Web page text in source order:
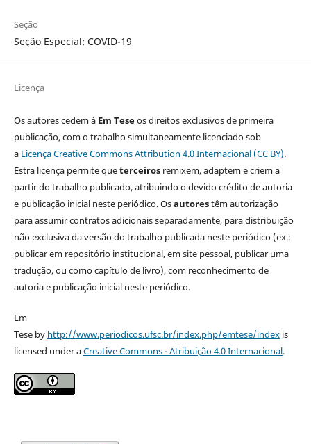
Seção
Seção Especial: COVID-19
Licença
Os autores cedem à Em Teseos direitos exclusivos de primeira
publicação, com o trabalho simultaneamente licenciado sob
a Licença Creative Commons Attribution 4.0 Internacional (CC BY).
Estra licença permite queterceirosremixem, adaptem e criem a
partir do trabalho publicado, atribuindo o devido crédito de autoria
e publicação inicial neste periódico. Osautorestêm autorização
para assumir contratos adicionais separadamente, para distribuição
não exclusiva da versão do trabalho publicada neste periódico (ex.:
publicar em repositório institucional, em site pessoal, publicar uma
tradução, ou como capítulo de livro), com reconhecimento de
autoria e publicação inicial neste periódico.
Em
Tese by http://www.periodicos.ufsc.br/index.php/emtese/indexis
licensed under aCreative Commons - Atribuição 4.0 Internacional.